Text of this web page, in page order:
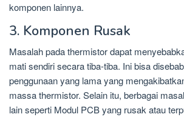
komponen lainnya.
3. Komponen Rusak
Masalah pada thermistor dapat
mati sendiri secara tiba-tiba. Ini bisa
penggunaan yang lama yang
massa thermistor. Selain itu, berbagai
lain seperti Modul PCB yang rusak atau